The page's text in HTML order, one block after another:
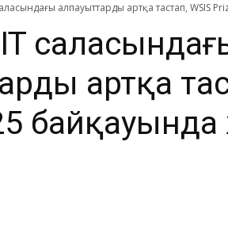
алпауыттарды артқа тастап, WSIS
IT
артқа
байқауында